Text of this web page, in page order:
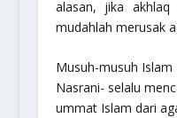
alasan, jika
mudahlah merusak
Musuh-musuh
Nasrani- selalu
ummat Islam dari